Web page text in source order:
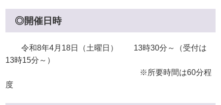
◎開催日時
令和8年4月18日（土曜日） 13時30分～（受付は
13時15分～）
※所要時間は60分程
度